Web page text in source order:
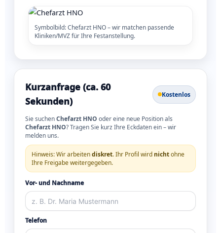
Symbolbild: Chefarzt HNO – wir matchen passende
Kliniken/MVZ für Ihre Festanstellung.
Kurzanfrage (ca. 60
Sekunden)
Kostenlos
Sie suchenChefarzt HNO oder eine neue Position als
Chefarzt HNO? Tragen Sie kurz Ihre Eckdaten ein – wir
melden uns.
Hinweis: Wir arbeitendiskret. Ihr Profil wird nichtohne
Ihre Freigabe weitergegeben.
Vor- und Nachname
Telefon